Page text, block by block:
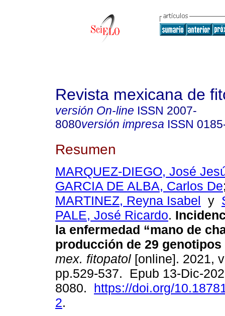
Revista mexicana de
versión On-line ISSN 2007-
8080versión impresa ISSN
Resumen
MARQUEZ-DIEGO, José
GARCIA DE ALBA, Carlos De
MARTINEZ, Reyna Isabel y
PALE, José Ricardo.
la enfermedad “mano de
producción de 29 genotipos
mex. fitopatol [online]. 2021,
pp.529-537. Epub 13-Dic-
8080. https://doi.org/
2.